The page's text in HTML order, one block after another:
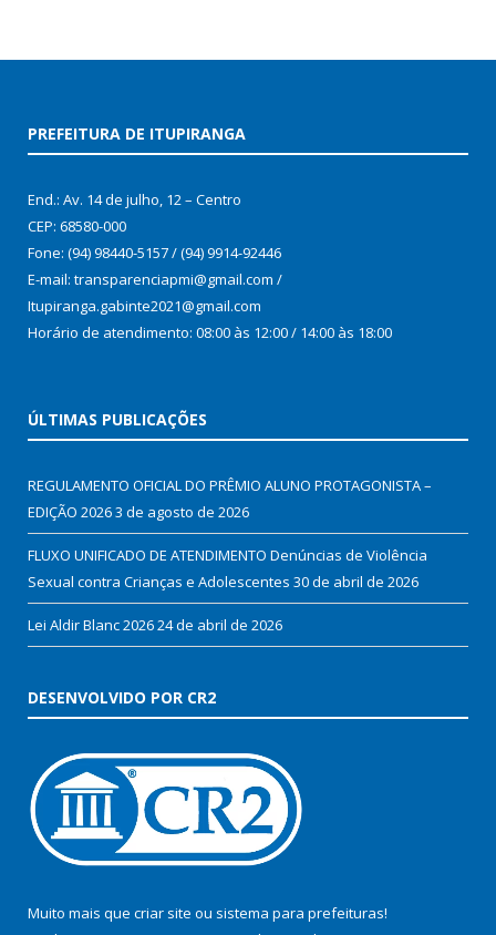
PREFEITURA DE ITUPIRANGA
End.: Av. 14 de julho, 12 – Centro
CEP: 68580-000
Fone: (94) 98440-5157 / (94) 9914-92446
E-mail: transparenciapmi@gmail.com /
Itupiranga.gabinte2021@gmail.com
Horário de atendimento: 08:00 às 12:00 / 14:00 às 18:00
ÚLTIMAS PUBLICAÇÕES
REGULAMENTO OFICIAL DO PRÊMIO ALUNO PROTAGONISTA –
EDIÇÃO 20263 de agosto de 2026
FLUXO UNIFICADO DE ATENDIMENTO Denúncias de Violência
Sexual contra Crianças e Adolescentes 30 de abril de 2026
Lei Aldir Blanc 202624 de abril de 2026
DESENVOLVIDO POR CR2
Muito mais que criar site ou sistema para prefeituras!